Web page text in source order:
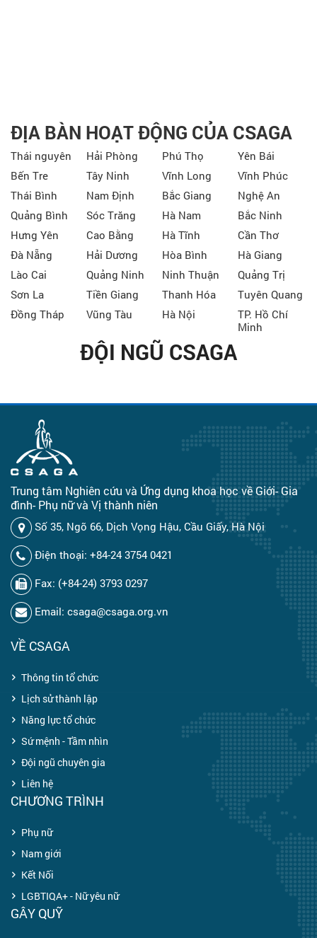
ĐỊA BÀN HOẠT ĐỘNG CỦA CSAGA
Thái nguyên Hải Phòng Phú Thọ
Yên Bái
Bến Tre
Tây Ninh Vĩnh Long
Vĩnh Phúc
Thái Bình
Nam Định Bắc Giang
Nghệ An
Quảng Bình
Sóc Trăng Hà Nam
Bắc Ninh
Hưng Yên
Cao Bằng Hà Tĩnh
Cần Thơ
Đà Nẵng
Hải Dương Hòa Bình
Hà Giang
Lào Cai
Quảng Ninh Ninh Thuận
Quảng Trị
Sơn La
Tiền Giang Thanh Hóa
Tuyên Quang
Đồng Tháp
Vũng Tàu Hà Nội
TP. Hồ Chí
Minh
ĐỘI NGŨ CSAGA
Trung tâm Nghiên cứu và Ứng dụng khoa học về Giới- Gia
đình- Phụ nữ và Vị thành niên
Số 35, Ngõ 66, Dịch Vọng Hậu, Cầu Giấy, Hà Nội
Điện thoại: +84-24 3754 0421
Fax: (+84-24) 3793 0297
Email: csaga@csaga.org.vn
VỀ CSAGA
Thông tin tổ chức
Lịch sử thành lập
Năng lực tổ chức
Sứ mệnh - Tầm nhìn
Đội ngũ chuyên gia
Liên hệ
CHƯƠNG TRÌNH
Phụ nữ
Nam giới
Kết Nối
LGBTIQA+ - Nữ yêu nữ
GÂY QUỸ